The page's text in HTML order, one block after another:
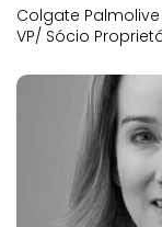
Colgate
VP/ Sócio